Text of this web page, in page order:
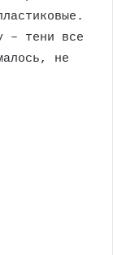
– тени все
не